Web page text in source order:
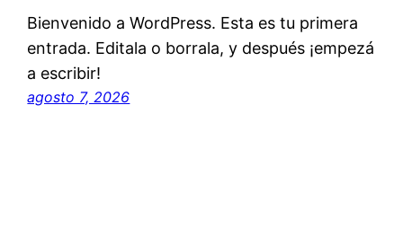
Bienvenido a WordPress. Esta es tu primera
entrada. Editala o borrala, y después ¡empezá
a escribir!
agosto 7, 2026